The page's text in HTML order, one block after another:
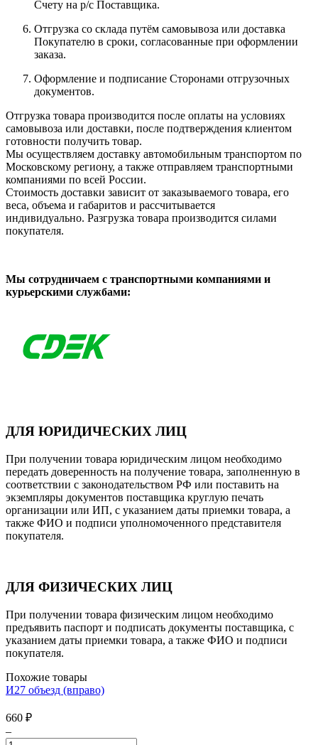
Счету на р/с Поставщика.
Отгрузка со склада путём самовывоза или доставка
Покупателю в сроки, согласованные при оформлении
заказа.
Оформление и подписание Сторонами отгрузочных
документов.
Отгрузка товара производится после оплаты на условиях
самовывоза или доставки, после подтверждения клиентом
готовности получить товар.
Мы осуществляем доставку автомобильным транспортом по
Московскому региону, а также отправляем транспортными
компаниями по всей России.
Стоимость доставки зависит от заказываемого товара, его
веса, объема и габаритов и рассчитывается
индивидуально. Разгрузка товара производится силами
покупателя.
Мы сотрудничаем с транспортными компаниями и
курьерскими службами:
ДЛЯ ЮРИДИЧЕСКИХ ЛИЦ
При получении товара юридическим лицом необходимо
передать доверенность на получение товара, заполненную в
соответствии с законодательством РФ или поставить на
экземпляры документов поставщика круглую печать
организации или ИП, с указанием даты приемки товара, а
также ФИО и подписи уполномоченного представителя
покупателя.
ДЛЯ ФИЗИЧЕСКИХ ЛИЦ
При получении товара физическим лицом необходимо
предъявить паспорт и подписать документы поставщика, с
указанием даты приемки товара, а также ФИО и подписи
покупателя.
Похожие товары
И27 объезд (вправо)
660 ₽
–